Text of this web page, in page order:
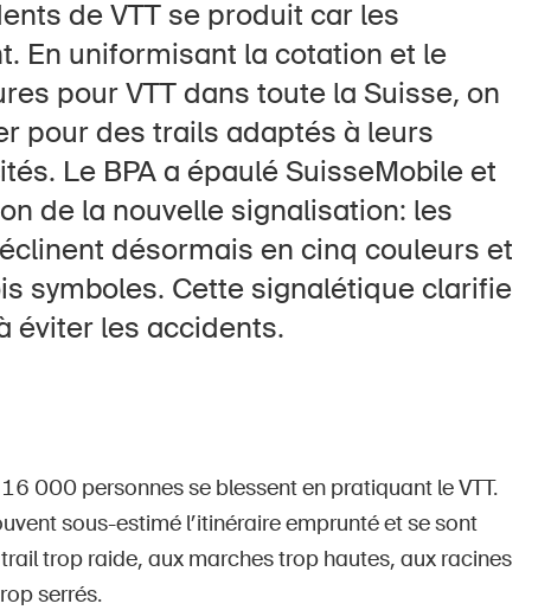
Contact et conseil
S'abonner à la newsletter
de VTT se produit car les
En uniformisant la cotation et le
pour VTT dans toute la Suisse, on
pour des trails adaptés à leurs
Le BPA a épaulé SuisseMobile et
de la nouvelle signalisation: les
désormais en cinq couleurs et
symboles. Cette signalétique clarifie
éviter les accidents.
000 personnes se blessent en pratiquant le VTT.
sous-estimé l’itinéraire emprunté et se sont
trop raide, aux marches trop hautes, aux racines
serrés.